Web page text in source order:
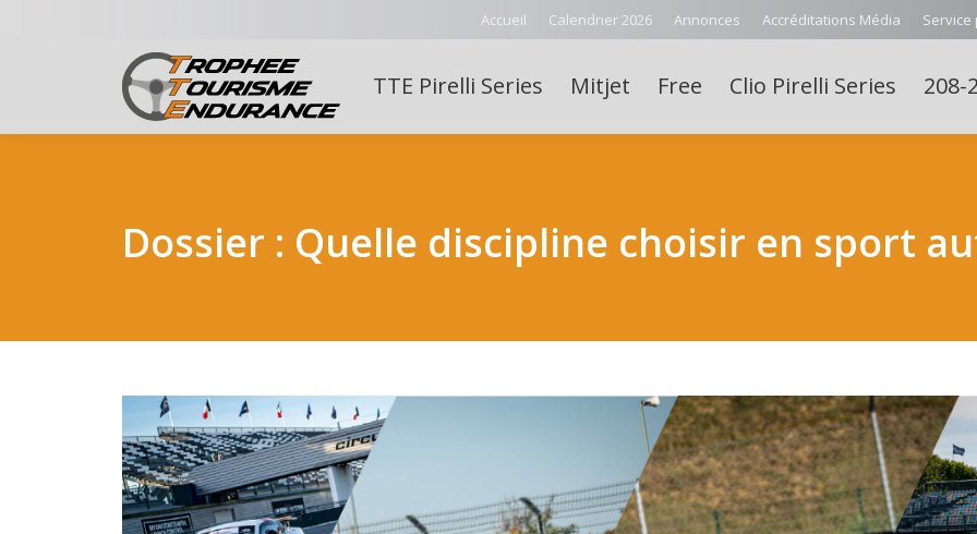
Accueil Calendrier 2026 Annonces Accréditations Média
TTE Pirelli Series Mitjet Free Clio Pirelli Series 208-
Dossier : Quelle discipline choisir en sport